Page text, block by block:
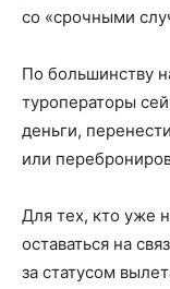
со «срочными
По большинству
туроператоры
деньги,
или
Для тех, кто уже
оставаться на
за статусом